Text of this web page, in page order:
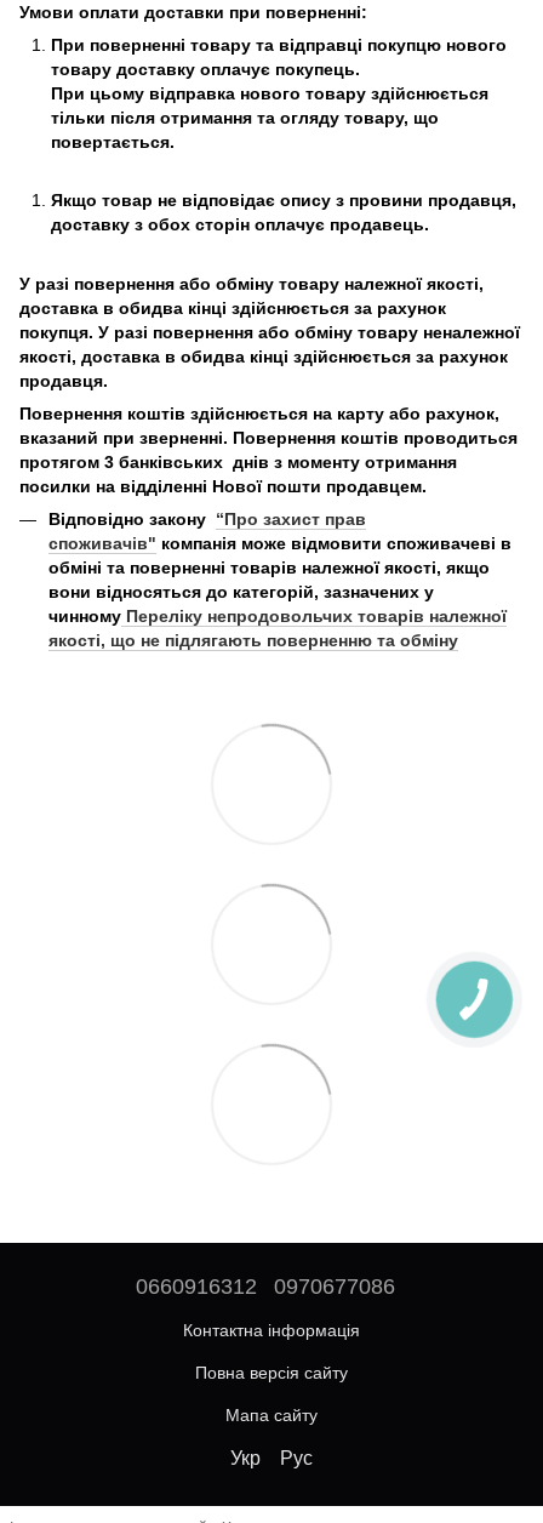
Умови оплати доставки при поверненні:
При поверненні товару та відправці покупцю нового
товару доставку оплачує покупець.
При цьому відправка нового товару здійснюється
тільки після отримання та огляду товару, що
повертається.
Якщо товар не відповідає опису з провини продавця,
доставку з обох сторін оплачує продавець.
У разі повернення або обміну товару належної якості,
доставка в обидва кінці здійснюється за рахунок
покупця. У разі повернення або обміну товару неналежної
якості, доставка в обидва кінці здійснюється за рахунок
продавця.
Повернення коштів здійснюється на карту або рахунок,
вказаний при зверненні. Повернення коштів проводиться
протягом 3 банківських днів з моменту отримання
посилки на відділенні Нової пошти продавцем.
Відповідно закону “Про захист прав
споживачів" компанія може відмовити споживачеві в
обміні та поверненні товарів належної якості, якщо
вони відносяться до категорій, зазначених у
чинному Переліку непродовольчих товарів належної
якості, що не підлягають поверненню та обміну
0660916312 0970677086
Контактна інформація
Повна версія сайту
Мапа сайту
Укр Рус